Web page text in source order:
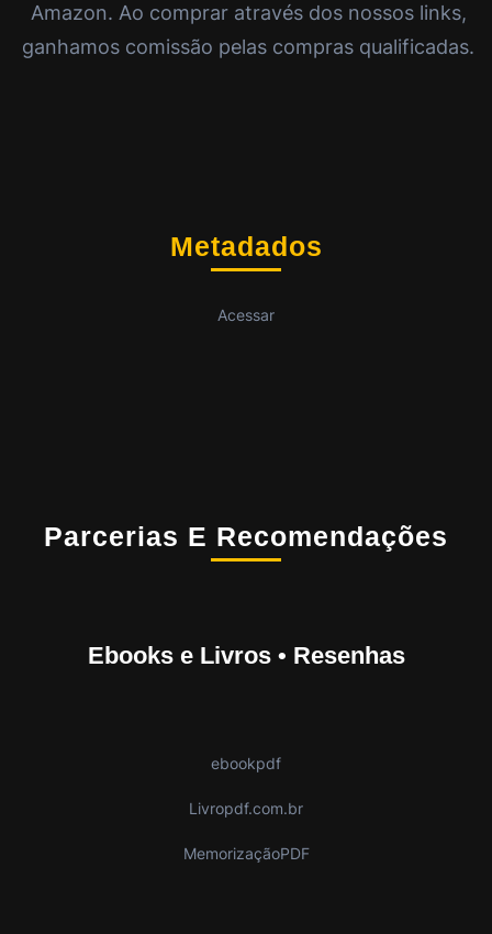
Amazon. Ao comprar através dos nossos links,
ganhamos comissão pelas compras qualificadas.
Metadados
Acessar
Parcerias E Recomendações
Ebooks e Livros • Resenhas
ebookpdf
Livropdf.com.br
MemorizaçãoPDF